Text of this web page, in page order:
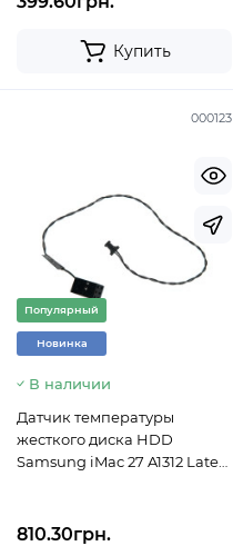
Купить
000123
Популярный
Новинка
В наличии
Датчик температуры
жесткого диска HDD
Samsung iMac 27 A1312 Late
810.30грн.